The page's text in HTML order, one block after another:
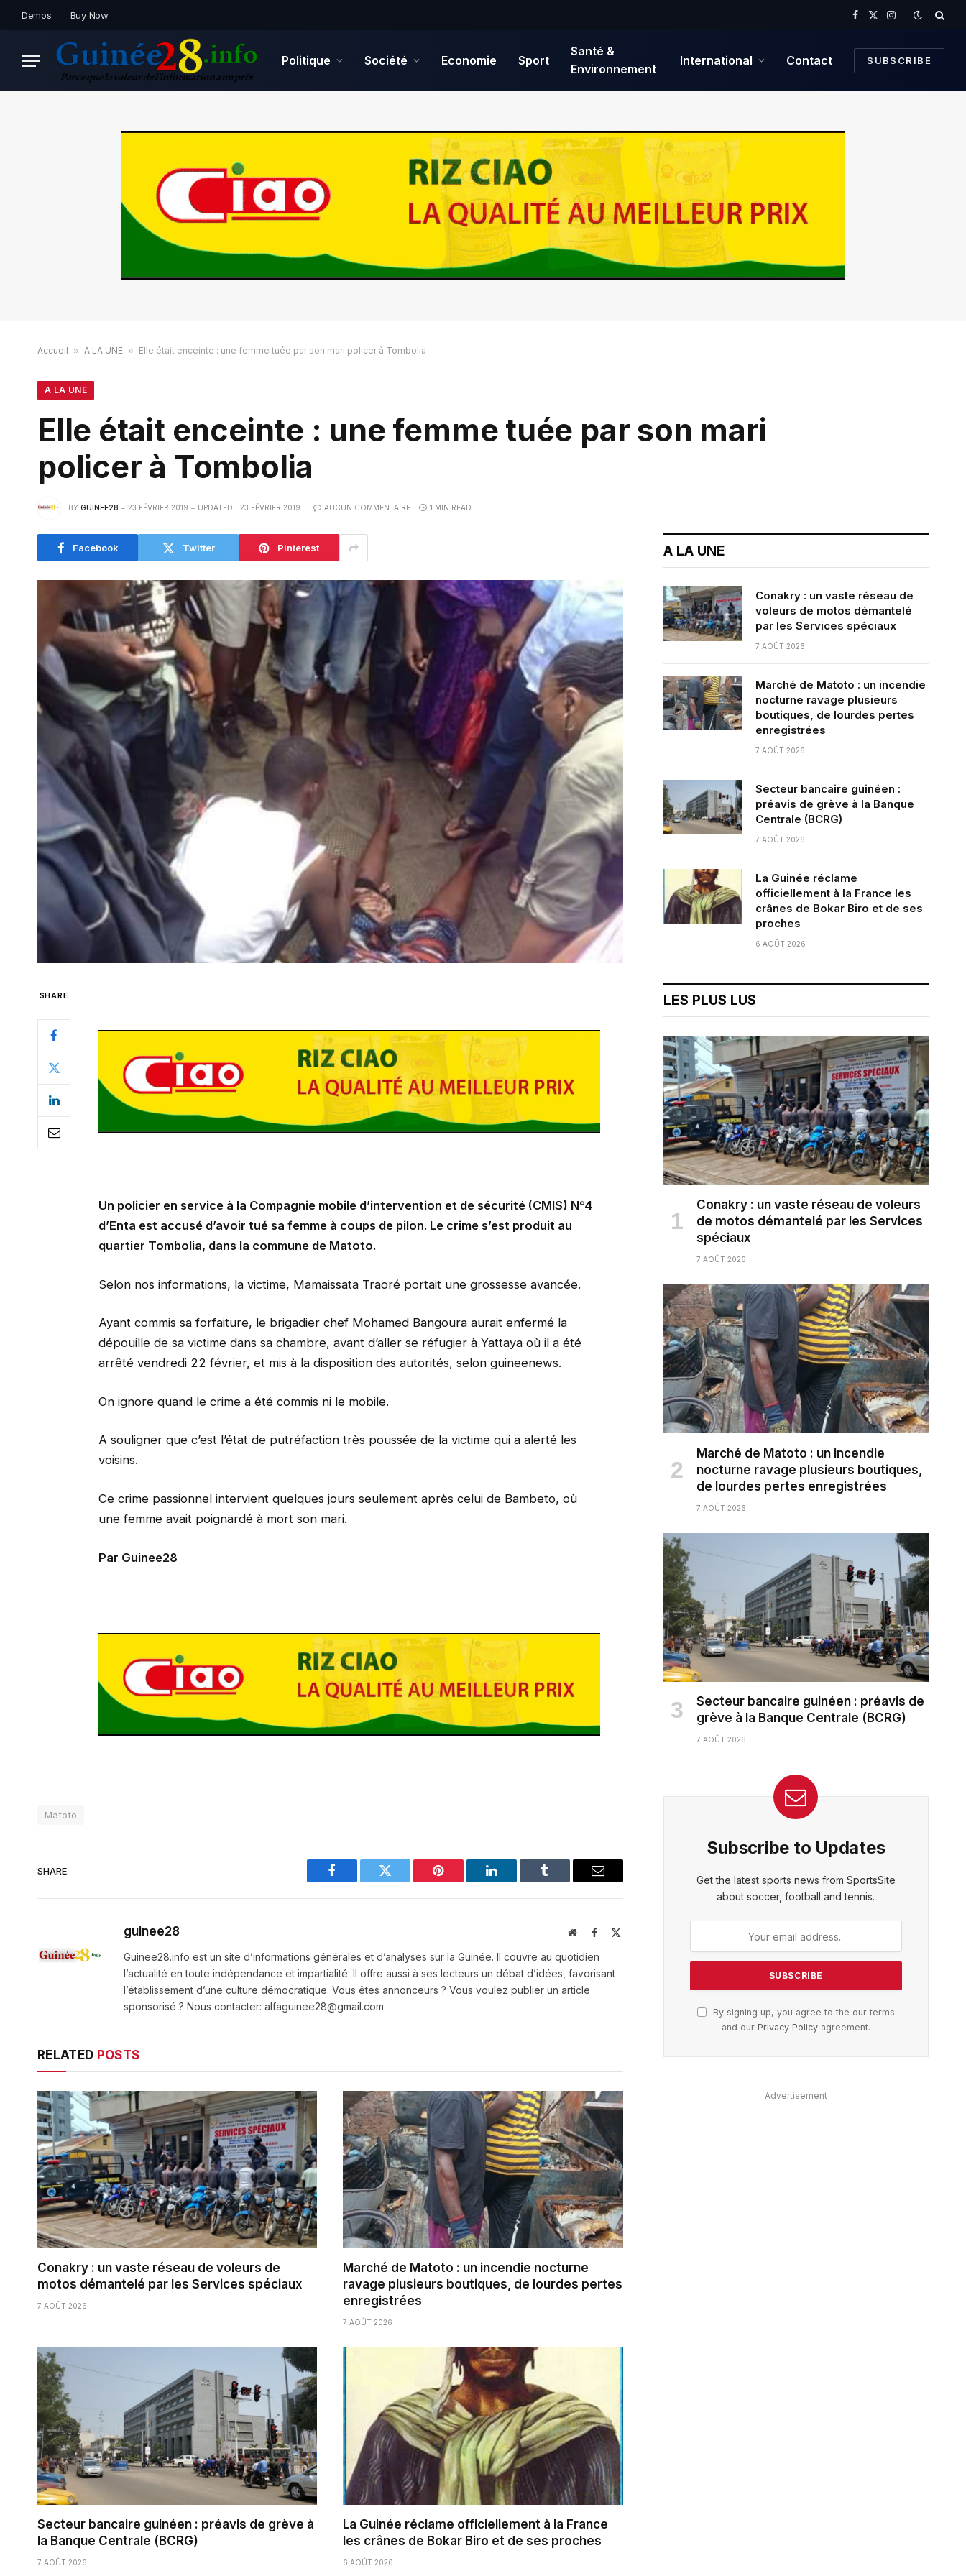
Demos Buy Now
Facebook
X
Instagram
Politique Société Economie Sport
Santé &
Environnement
International Contact SUBSCRIBE
Accueil » A LA UNE » Elle était enceinte : une femme tuée par son mari policer à Tombolia
A LA UNE
Elle était enceinte : une femme tuée par son mari
policer à Tombolia
BY GUINEE28 23 FÉVRIER 2019 UPDATED: 23 FÉVRIER 2019 AUCUN COMMENTAIRE 1 MIN READ
Facebook Twitter Pinterest
SHARE
Un policier en service à la Compagnie mobile d’intervention et de sécurité (CMIS) N°4
d’Enta est accusé d’avoir tué sa femme à coups de pilon. Le crime s’est produit au
quartier Tombolia, dans la commune de Matoto.
Selon nos informations, la victime, Mamaissata Traoré portait une grossesse avancée.
Ayant commis sa forfaiture, le brigadier chef Mohamed Bangoura aurait enfermé la
dépouille de sa victime dans sa chambre, avant d’aller se réfugier à Yattaya où il a été
arrêté vendredi 22 février, et mis à la disposition des autorités, selon guineenews.
On ignore quand le crime a été commis ni le mobile.
A souligner que c’est l’état de putréfaction très poussée de la victime qui a alerté les
voisins.
Ce crime passionnel intervient quelques jours seulement après celui de Bambeto, où
une femme avait poignardé à mort son mari.
Par Guinee28
Matoto
SHARE.
Facebook Twitter Pinterest LinkedIn Tumblr Email
guinee28 WebsiteFacebook
X
Guinee28.info est un site d’informations générales et d’analyses sur la Guinée. Il couvre au quotidien
l’actualité en toute indépendance et impartialité. Il offre aussi à ses lecteurs un débat d’idées, favorisant
l’établissement d’une culture démocratique. Vous êtes annonceurs ? Vous voulez publier un article
sponsorisé ? Nous contacter: alfaguinee28@gmail.com
RELATED POSTS
Conakry : un vaste réseau de voleurs de
motos démantelé par les Services spéciaux
7 AOÛT 2026
Marché de Matoto : un incendie nocturne
ravage plusieurs boutiques, de lourdes pertes
enregistrées
7 AOÛT 2026
Secteur bancaire guinéen : préavis de grève à
la Banque Centrale (BCRG)
7 AOÛT 2026
La Guinée réclame officiellement à la France
les crânes de Bokar Biro et de ses proches
6 AOÛT 2026
A LA UNE
Conakry : un vaste réseau de
voleurs de motos démantelé
par les Services spéciaux
7 AOÛT 2026
Marché de Matoto : un incendie
nocturne ravage plusieurs
boutiques, de lourdes pertes
enregistrées
7 AOÛT 2026
Secteur bancaire guinéen :
préavis de grève à la Banque
Centrale (BCRG)
7 AOÛT 2026
La Guinée réclame
officiellement à la France les
crânes de Bokar Biro et de ses
proches
6 AOÛT 2026
LES PLUS LUS
Conakry : un vaste réseau de voleurs
de motos démantelé par les Services
spéciaux
7 AOÛT 2026
Marché de Matoto : un incendie
nocturne ravage plusieurs boutiques,
de lourdes pertes enregistrées
7 AOÛT 2026
Secteur bancaire guinéen : préavis de
grève à la Banque Centrale (BCRG)
7 AOÛT 2026
Subscribe to Updates
Get the latest sports news from SportsSite
about soccer, football and tennis.
By signing up, you agree to the our terms
and our Privacy Policyagreement.
Advertisement